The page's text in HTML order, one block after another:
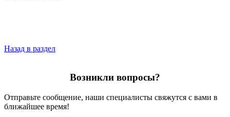
Назад в раздел
Возникли вопросы?
Отправьте сообщение, наши специалисты свяжутся с вами в
ближайшее время!